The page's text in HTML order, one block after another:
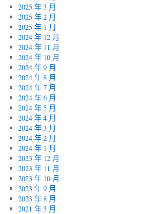
2025 年 3 月
2025 年 2 月
2025 年 1 月
2024 年 12 月
2024 年 11 月
2024 年 10 月
2024 年 9 月
2024 年 8 月
2024 年 7 月
2024 年 6 月
2024 年 5 月
2024 年 4 月
2024 年 3 月
2024 年 2 月
2024 年 1 月
2023 年 12 月
2023 年 11 月
2023 年 10 月
2023 年 9 月
2023 年 8 月
2021 年 3 月